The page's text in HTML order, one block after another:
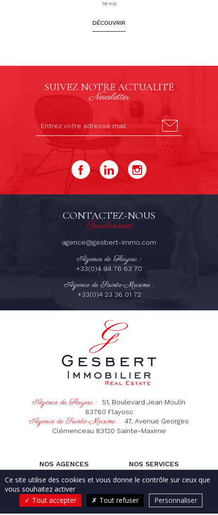
78 m2
DÉCOUVRIR
SUIVEZ NOTRE ACTUALITÉ
Newsletter
CONTACTEZ-NOUS
Coordonnées
agence@gesbert-immo.com
Agence de Flayosc :
+33(0)4 94 76 63 70
Agence de Sainte-Maxime :
+33(0)4 23 36 01 72
Agence de Flayosc :
51, Boulevard Jean Moulin
83780 Flayosc
Agence de Sainte-Maxime :
47, Avenue Georges
Clémenceau 83120 Sainte-Maxime
NOS AGENCES
NOS SERVICES
CONTACT & ACCÈS
Ce site utilise des cookies et vous donne le contrôle sur ceux que
vous souhaitez activer
Tout accepter
Tout refuser Personnaliser